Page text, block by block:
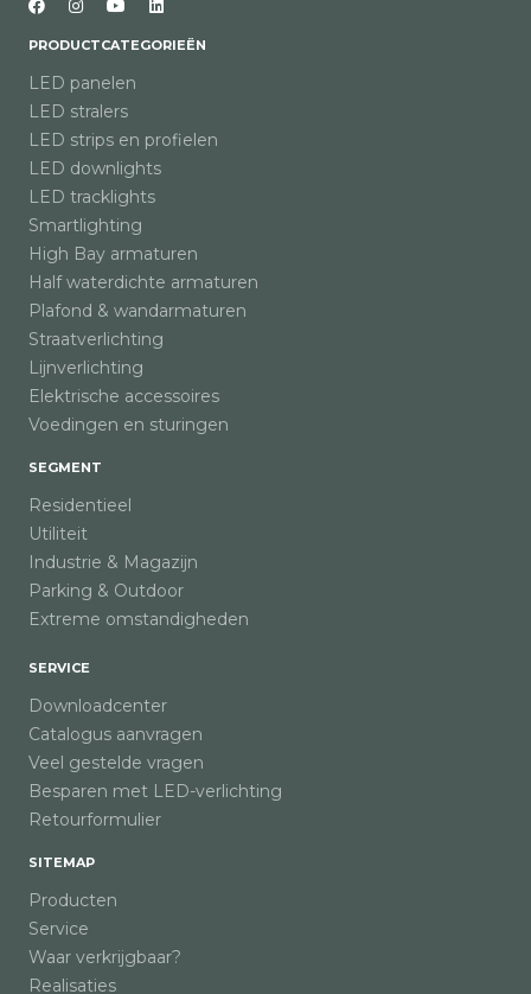
PRODUCTCATEGORIEËN
LED panelen
LED stralers
LED strips en profielen
LED downlights
LED tracklights
Smartlighting
High Bay armaturen
Half waterdichte armaturen
Plafond & wandarmaturen
Straatverlichting
Lijnverlichting
Elektrische accessoires
Voedingen en sturingen
SEGMENT
Residentieel
Utiliteit
Industrie & Magazijn
Parking & Outdoor
Extreme omstandigheden
SERVICE
Downloadcenter
Catalogus aanvragen
Veel gestelde vragen
Besparen met LED-verlichting
Retourformulier
SITEMAP
Producten
Service
Waar verkrijgbaar?
Realisaties